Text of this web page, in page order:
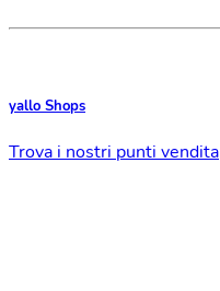
yallo Shops
Trova i nostri punti vendita